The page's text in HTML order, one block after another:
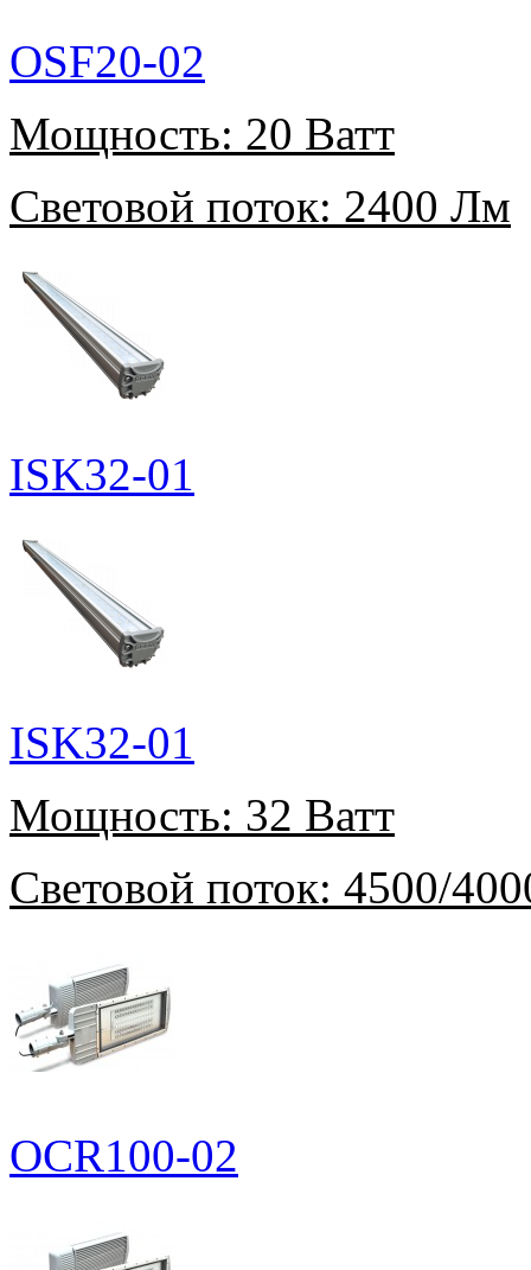
OSF20-02
Мощность: 20 Ватт
Световой поток: 2400 Лм
ISK32-01
ISK32-01
Мощность: 32 Ватт
Световой поток: 4500/
OCR100-02